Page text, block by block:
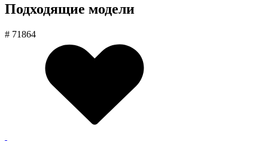
Подходящие модели
# 71864